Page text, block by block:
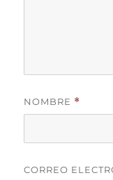
NOMBRE *
CORREO